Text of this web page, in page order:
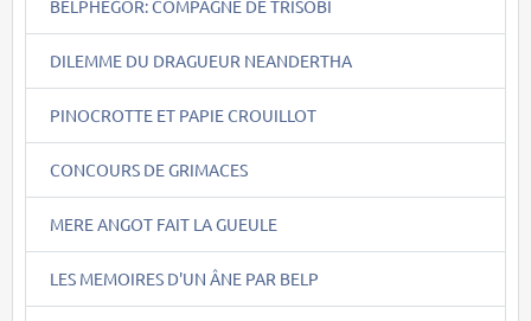
BELPHEGOR: COMPAGNE DE TRISOBI
DILEMME DU DRAGUEUR NEANDERTHA
PINOCROTTE ET PAPIE CROUILLOT
CONCOURS DE GRIMACES
MERE ANGOT FAIT LA GUEULE
LES MEMOIRES D'UN ÂNE PAR BELP